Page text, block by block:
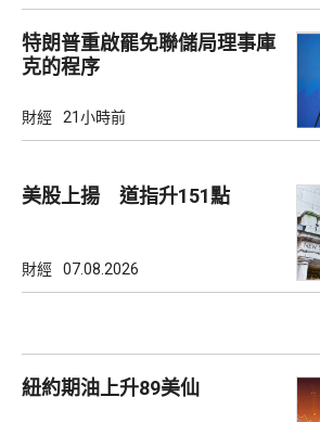
特朗普重啟罷免聯儲局理事庫
克的程序
財經 21小時前
美股上揚 道指升151點
財經 07.08.2026
紐約期油上升89美仙